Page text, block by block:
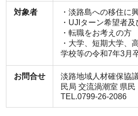
対象者
・淡路島への移住に
・UJIターン希望者
・転職をお考えの方
・⼤学、短期大学、
学校等の令和7年3月
お問合せ
淡路地域人材確保協
民局 交流渦潮室 県民
TEL.0799-26-2086